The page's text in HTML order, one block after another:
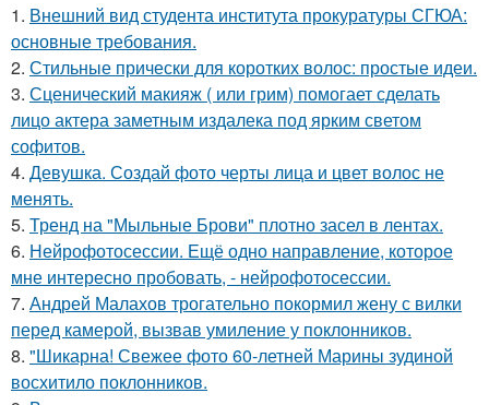
1. Внешний вид студента института прокуратуры СГЮА:
основные требования.
2. Стильные прически для коротких волос: простые идеи.
3. Сценический макияж ( или грим) помогает сделать
лицо актера заметным издалека под ярким светом
софитов.
4. Девушка. Создай фото черты лица и цвет волос не
менять.
5. Тренд на "Мыльные Брови" плотно засел в лентах.
6. Нейрофотосессии. Ещё одно направление, которое
мне интересно пробовать, - нейрофотосессии.
7. Андрей Малахов трогательно покормил жену с вилки
перед камерой, вызвав умиление у поклонников.
8. "Шикарна! Свежее фото 60-летней Марины зудиной
восхитило поклонников.